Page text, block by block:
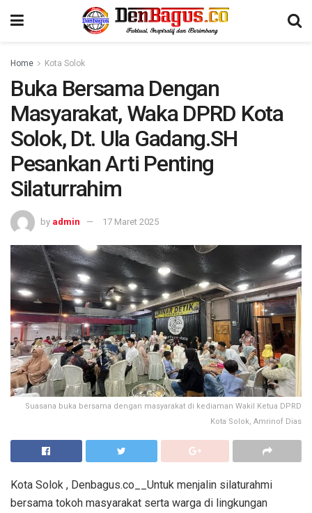
Home Kota Solok
Buka Bersama Dengan
Masyarakat, Waka DPRD Kota
Solok, Dt. Ula Gadang.SH
Pesankan Arti Penting
Silaturrahim
by admin 17 Maret 2025
Suasana buka bersama dengan masyarakat di kediaman Wakil Ketua DPRD
Kota Solok, Amrinof Dias
Kota Solok , Denbagus.co__Untuk menjalin silaturahmi
bersama tokoh masyarakat serta warga di lingkungan